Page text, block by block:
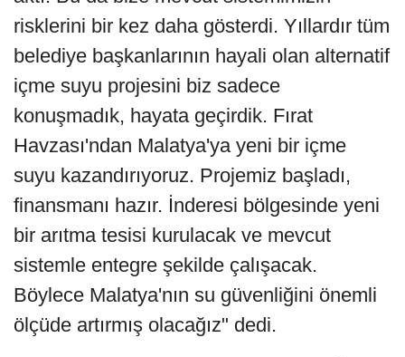
risklerini bir kez daha gösterdi. Yıllardır tüm
belediye başkanlarının hayali olan alternatif
içme suyu projesini biz sadece
konuşmadık, hayata geçirdik. Fırat
Havzası'ndan Malatya'ya yeni bir içme
suyu kazandırıyoruz. Projemiz başladı,
finansmanı hazır. İnderesi bölgesinde yeni
bir arıtma tesisi kurulacak ve mevcut
sistemle entegre şekilde çalışacak.
Böylece Malatya'nın su güvenliğini önemli
ölçüde artırmış olacağız" dedi.